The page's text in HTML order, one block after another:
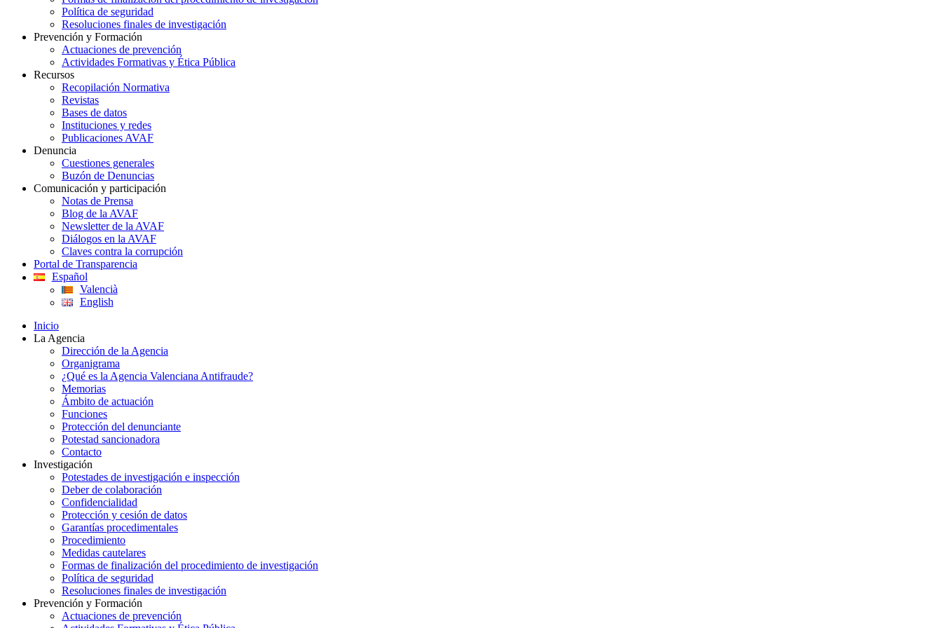
Política de seguridad
Resoluciones finales de investigación
Prevención y Formación
Actuaciones de prevención
Actividades Formativas y Ética Pública
Recursos
Recopilación Normativa
Revistas
Bases de datos
Instituciones y redes
Publicaciones AVAF
Denuncia
Cuestiones generales
Buzón de Denuncias
Comunicación y participación
Notas de Prensa
Blog de la AVAF
Newsletter de la AVAF
Diálogos en la AVAF
Claves contra la corrupción
Portal de Transparencia
Español
Valencià
English
Inicio
La Agencia
Dirección de la Agencia
Organigrama
¿Qué es la Agencia Valenciana Antifraude?
Memorias
Ámbito de actuación
Funciones
Protección del denunciante
Potestad sancionadora
Contacto
Investigación
Potestades de investigación e inspección
Deber de colaboración
Confidencialidad
Protección y cesión de datos
Garantías procedimentales
Procedimiento
Medidas cautelares
Formas de finalización del procedimiento de investigación
Política de seguridad
Resoluciones finales de investigación
Prevención y Formación
Actuaciones de prevención